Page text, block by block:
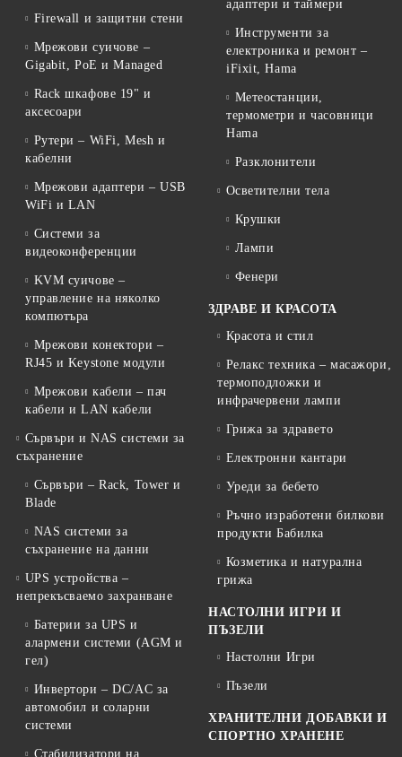
Firewall и защитни стени
Мрежови суичове –
Gigabit, PoE и Managed
Rack шкафове 19" и
аксесоари
Рутери – WiFi, Mesh и
кабелни
Мрежови адаптери – USB
WiFi и LAN
Системи за
видеоконференции
KVM суичове –
управление на няколко
компютъра
Мрежови конектори –
RJ45 и Keystone модули
Мрежови кабели – пач
кабели и LAN кабели
Сървъри и NAS системи за
съхранение
Сървъри – Rack, Tower и
Blade
NAS системи за
съхранение на данни
UPS устройства –
непрекъсваемо захранване
Батерии за UPS и
алармени системи (AGM и
гел)
Инвертори – DC/AC за
автомобил и соларни
системи
Стабилизатори на
адаптери и таймери
Инструменти за
електроника и ремонт –
iFixit, Hama
Метеостанции,
термометри и часовници
Hama
Разклонители
Осветителни тела
Крушки
Лампи
Фенери
ЗДРАВЕ И КРАСОТА
Красота и стил
Релакс техника – масажори,
термоподложки и
инфрачервени лампи
Грижа за здравето
Електронни кантари
Уреди за бебето
Ръчно изработени билкови
продукти Бабилка
Козметика и натурална
грижа
НАСТОЛНИ ИГРИ И
ПЪЗЕЛИ
Настолни Игри
Пъзели
ХРАНИТЕЛНИ ДОБАВКИ И
СПОРТНО ХРАНЕНЕ